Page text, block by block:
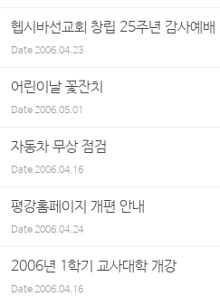
헵시바선교회 창립 25주년 감사예배
Date2006.04.23
어린이날 꽃잔치
Date2006.05.01
자동차 무상 점검
Date2006.04.16
평강홈페이지 개편 안내
Date2006.04.24
2006년 1학기 교사대학 개강
Date2006.04.16